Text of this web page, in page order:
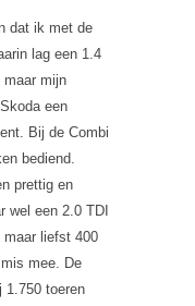
dat ik met de
lag een 1.4
maar mijn
een
Bij de Combi
bediend.
prettig en
wel een 2.0 TDI
liefst 400
mee. De
1.750 toeren